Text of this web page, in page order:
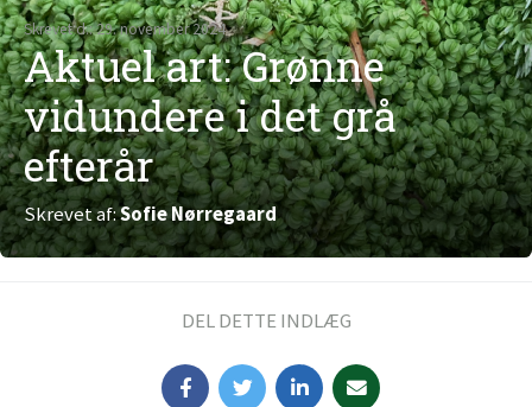
Skrevet d.: 29. november 2024
Aktuel art: Grønne
vidundere i det grå
efterår
Skrevet af:Sofie Nørregaard
DEL DETTE INDLÆG